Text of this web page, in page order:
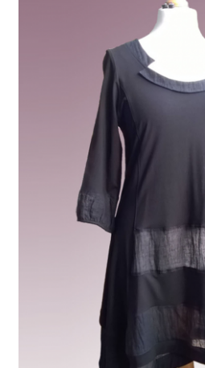
Datenschutzerklärung